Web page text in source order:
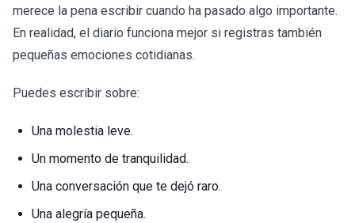
merece la pena escribir cuando ha pasado algo importante.
En realidad, el diario funciona mejor si registras también
pequeñas emociones cotidianas.
Puedes escribir sobre:
Una molestia leve.
Un momento de tranquilidad.
Una conversación que te dejó raro.
Una alegría pequeña.